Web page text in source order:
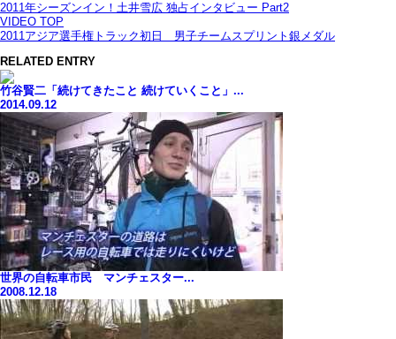
2011年シーズンイン！土井雪広 独占インタビュー Part2
VIDEO TOP
2011アジア選手権トラック初日 男子チームスプリント銀メダル
RELATED ENTRY
竹谷賢二「続けてきたこと 続けていくこと」...
2014.09.12
世界の自転車市民 マンチェスター...
2008.12.18